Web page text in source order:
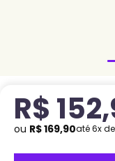
R$ 152,
ou R$169,90até6x de